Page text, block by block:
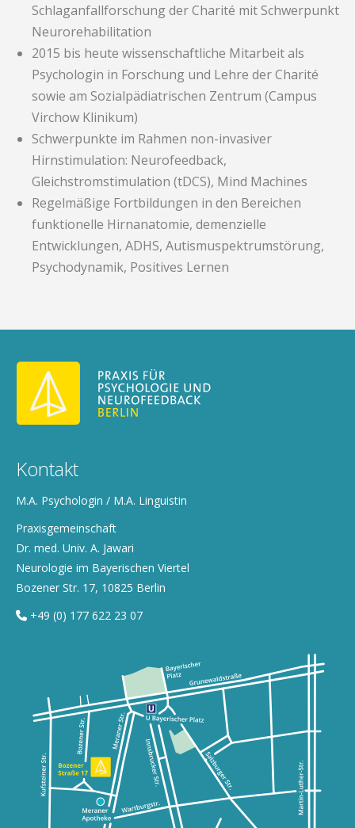
Schlaganfallforschung der Charité mit Schwerpunkt
Neurorehabilitation
2015 bis heute wissenschaftliche Mitarbeit als
Psychologin in Forschung und Lehre der Charité
sowie am Sozialpädiatrischen Zentrum (Campus
Virchow Klinikum)
Schwerpunkte im Rahmen non-invasiver
Hirnstimulation: Neurofeedback,
Gleichstromstimulation (tDCS), Mind Machines
Regelmäßige Fortbildungen in den Bereichen
funktionelle Hirnanatomie, demenzielle
Entwicklungen, ADHS, Autismuspektrumstörung,
Psychodynamik, Positives Lernen
Kontakt
M.A. Psychologin / M.A. Linguistin
Praxisgemeinschaft
Dr. med. Univ. A. Jawari
Neurologie im Bayerischen Viertel
Bozener Str. 17, 10825 Berlin
+49 (0) 177 622 23 07